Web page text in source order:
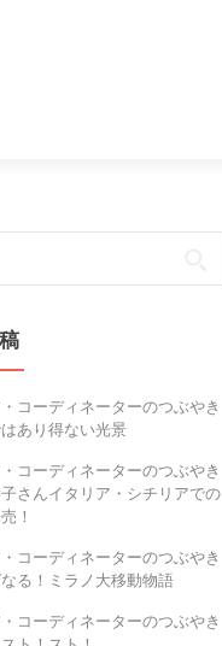
コーディネーターのつぶやき
あり得ない光景
コーディネーターのつぶやき
さんイタリア・シチリアでの
！
コーディネーターのつぶやき
る！ミラノ大移動物語
コーディネーターのつぶやき